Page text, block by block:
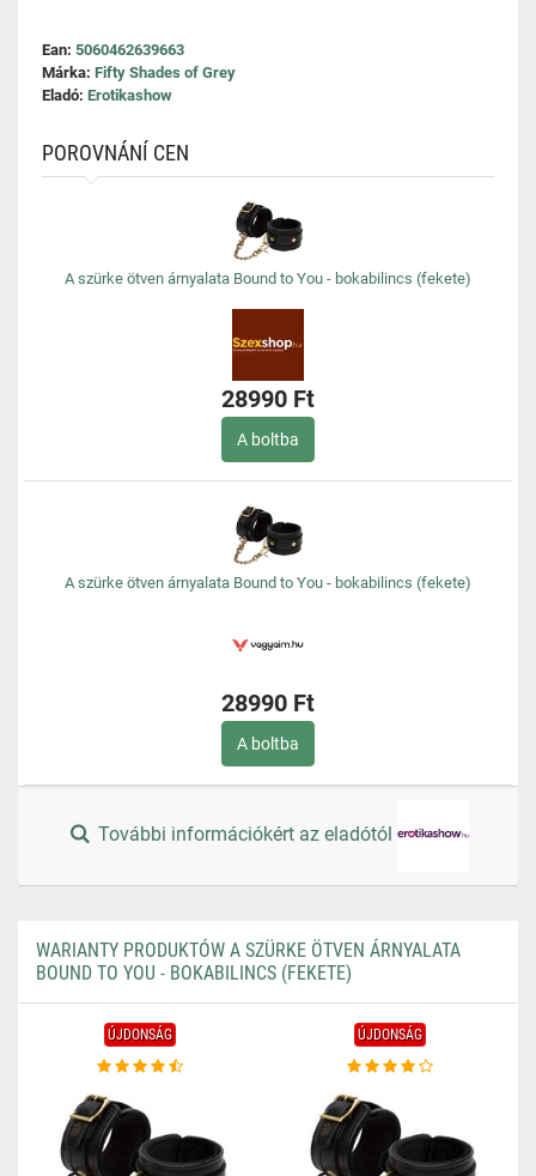
Ean: 5060462639663
Márka: Fifty Shades of Grey
Eladó: Erotikashow
POROVNÁNÍ CEN
A szürke ötven árnyalata Bound to You - bokabilincs (fekete)
28990 Ft
A boltba
A szürke ötven árnyalata Bound to You - bokabilincs (fekete)
28990 Ft
A boltba
További információkért az eladótól
WARIANTY PRODUKTÓW A SZÜRKE ÖTVEN ÁRNYALATA
BOUND TO YOU - BOKABILINCS (FEKETE)
ÚJDONSÁG ÚJDONSÁG